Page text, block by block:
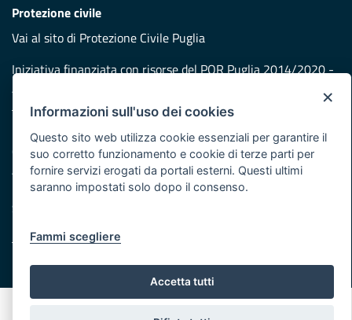
Protezione civile
Vai al sito di Protezione Civile Puglia
Iniziativa finanziata con risorse del POR Puglia 2014/2020 -
Asse XI
Note legali
Cookie e privacy
Atti di notifica
Feed RSS
Servizi Intranet
© Regione Puglia
×
Informazioni sull'uso dei cookies
Questo sito web utilizza cookie essenziali per garantire il
suo corretto funzionamento e cookie di terze parti per
fornire servizi erogati da portali esterni. Questi ultimi
saranno impostati solo dopo il consenso.
Fammi scegliere
Accetta tutti